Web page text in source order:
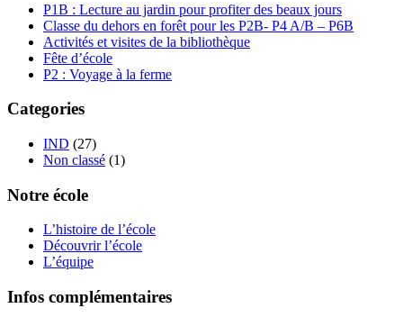
P1B : Lecture au jardin pour profiter des beaux jours
Classe du dehors en forêt pour les P2B- P4 A/B – P6B
Activités et visites de la bibliothèque
Fête d’école
P2 : Voyage à la ferme
Categories
IND (27)
Non classé (1)
Notre école
L’histoire de l’école
Découvrir l’école
L’équipe
Infos complémentaires